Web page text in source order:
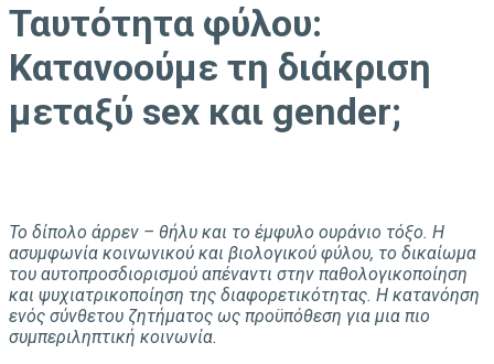
Ταυτότητα φύλου:
Κατανοούμε τη διάκριση
μεταξύ sex και gender;
Το δίπολο άρρεν – θήλυ και το έμφυλο ουράνιο τόξο. Η
ασυμφωνία κοινωνικού και βιολογικού φύλου, το δικαίωμα
του αυτοπροσδιορισμού απέναντι στην παθολογικοποίηση
και ψυχιατρικοποίηση της διαφορετικότητας. Η κατανόηση
ενός σύνθετου ζητήματος ως προϋπόθεση για μια πιο
συμπεριληπτική κοινωνία.